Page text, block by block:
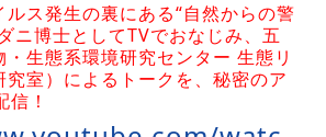
ルス発生の裏にある“自然からの警
ニ博士としてTVでおなじみ、五
生態系環境研究センター 生態リ
究室）によるトークを、秘密のア
！